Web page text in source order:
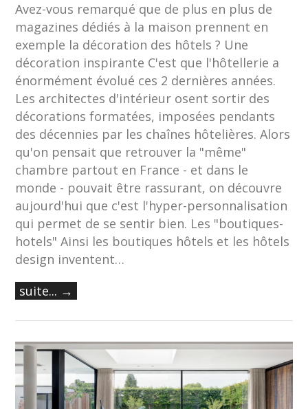
Avez-vous remarqué que de plus en plus de
magazines dédiés à la maison prennent en
exemple la décoration des hôtels ? Une
décoration inspirante C'est que l'hôtellerie a
énormément évolué ces 2 dernières années.
Les architectes d'intérieur osent sortir des
décorations formatées, imposées pendants
des décennies par les chaînes hôtelières. Alors
qu'on pensait que retrouver la "même"
chambre partout en France - et dans le
monde - pouvait être rassurant, on découvre
aujourd'hui que c'est l'hyper-personnalisation
qui permet de se sentir bien. Les "boutiques-
hotels" Ainsi les boutiques hôtels et les hôtels
design inventent…
suite... →